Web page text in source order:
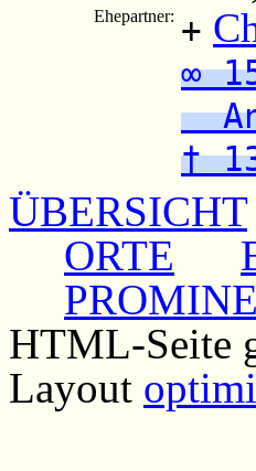
Ehepartner: +
∞
†
ÜBERSICHT
ORTE
HTML-Seite
Layout